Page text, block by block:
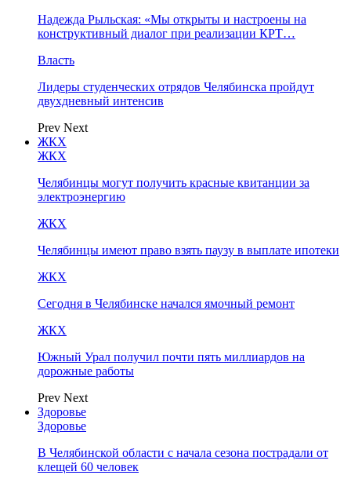
Надежда Рыльская: «Мы открыты и настроены на
конструктивный диалог при реализации КРТ…
Власть
Лидеры студенческих отрядов Челябинска пройдут
двухдневный интенсив
Prev Next
ЖКХ
ЖКХ
Челябинцы могут получить красные квитанции за
электроэнергию
ЖКХ
Челябинцы имеют право взять паузу в выплате ипотеки
ЖКХ
Сегодня в Челябинске начался ямочный ремонт
ЖКХ
Южный Урал получил почти пять миллиардов на
дорожные работы
Prev Next
Здоровье
Здоровье
В Челябинской области с начала сезона пострадали от
клещей 60 человек